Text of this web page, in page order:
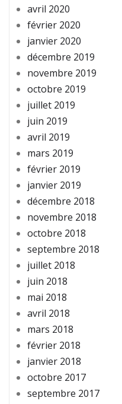
avril 2020
février 2020
janvier 2020
décembre 2019
novembre 2019
octobre 2019
juillet 2019
juin 2019
avril 2019
mars 2019
février 2019
janvier 2019
décembre 2018
novembre 2018
octobre 2018
septembre 2018
juillet 2018
juin 2018
mai 2018
avril 2018
mars 2018
février 2018
janvier 2018
octobre 2017
septembre 2017